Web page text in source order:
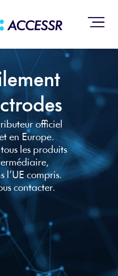
officiel
en Europe.
les produits
l’UE compris.
contacter.